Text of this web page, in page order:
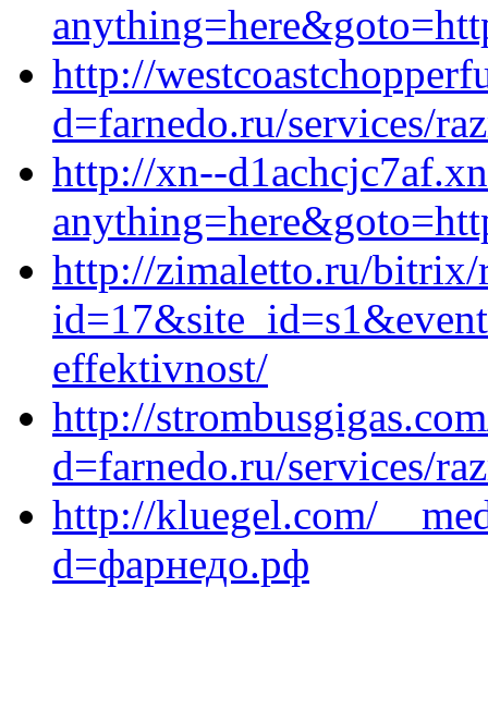
http://
d=farnedo.ru/services/
http://xn--
http://zimaletto.ru/bitrix/
effektivnost/
http://
d=farnedo.ru/services/
http://kluegel.com/
d=фарнедо.рф